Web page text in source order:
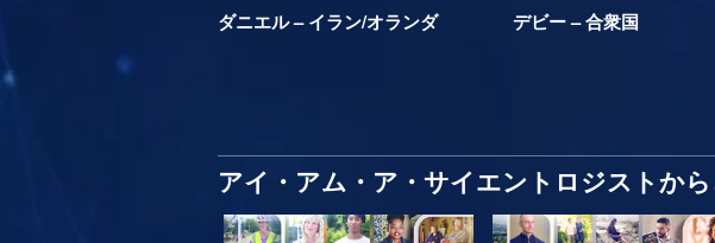
ダニエル – イラン/オランダ デビー – 合衆国
アイ・アム・ア・サイエントロジストから